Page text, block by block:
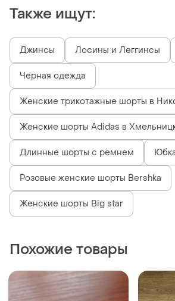
Также ищут:
Джинсы Лосины и Леггинсы
Черная одежда
Женские трикотажные шорты в
Женские шорты Adidas в
Длинные шорты с ремнем
Розовые женские шорты Bershka
Женские шорты Big star
Похожие товары